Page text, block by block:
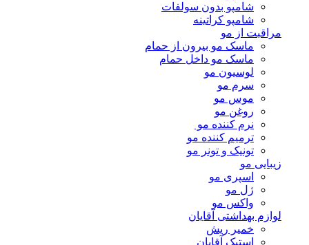
شامپو بدون سولفات
شامپو کراتینه
مراقبت از مو
ماسک مو بیرون از حمام
ماسک مو داخل حمام
لوسیون مو
سرم مو
موس مو
روغن مو
نرم کننده مو
ترمیم کننده مو
تونیک و تونر مو
زیبایی مو
اسپری مو
ژل مو
واکس مو
لوازم بهداشتی آقایان
خمیر ریش
استیک آقایان